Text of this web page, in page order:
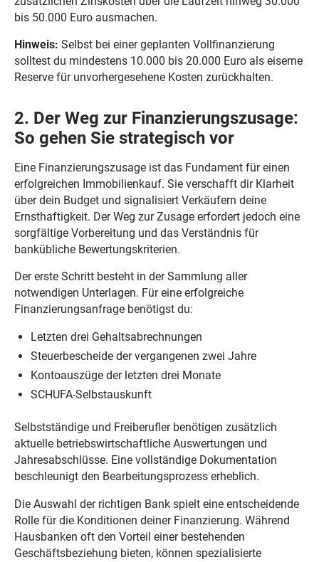
bis 50.000 Euro ausmachen.
Hinweis: Selbst bei einer geplanten Vollfinanzierung
solltest du mindestens 10.000 bis 20.000 Euro als eiserne
Reserve für unvorhergesehene Kosten zurückhalten.
2. Der Weg zur Finanzierungszusage:
So gehen Sie strategisch vor
Eine Finanzierungszusage ist das Fundament für einen
erfolgreichen Immobilienkauf. Sie verschafft dir Klarheit
über dein Budget und signalisiert Verkäufern deine
Ernsthaftigkeit. Der Weg zur Zusage erfordert jedoch eine
sorgfältige Vorbereitung und das Verständnis für
bankübliche Bewertungskriterien.
Der erste Schritt besteht in der Sammlung aller
notwendigen Unterlagen. Für eine erfolgreiche
Finanzierungsanfrage benötigst du:
Letzten drei Gehaltsabrechnungen
Steuerbescheide der vergangenen zwei Jahre
Kontoauszüge der letzten drei Monate
SCHUFA-Selbstauskunft
Selbstständige und Freiberufler benötigen zusätzlich
aktuelle betriebswirtschaftliche Auswertungen und
Jahresabschlüsse. Eine vollständige Dokumentation
beschleunigt den Bearbeitungsprozess erheblich.
Die Auswahl der richtigen Bank spielt eine entscheidende
Rolle für die Konditionen deiner Finanzierung. Während
Hausbanken oft den Vorteil einer bestehenden
Geschäftsbeziehung bieten, können spezialisierte